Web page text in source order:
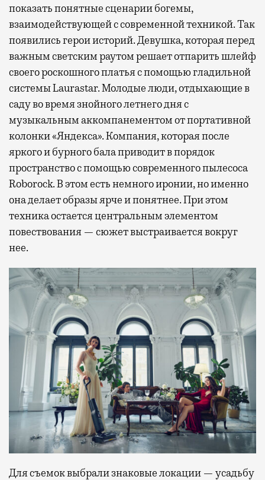
показать понятные сценарии богемы,
взаимодействующей с современной техникой. Так
появились герои историй. Девушка, которая перед
важным светским раутом решает отпарить шлейф
своего роскошного платья с помощью гладильной
системы Laurastar. Молодые люди, отдыхающие в
саду во время знойного летнего дня с
музыкальным аккомпанементом от портативной
колонки «Яндекса». Компания, которая после
яркого и бурного бала приводит в порядок
пространство с помощью современного пылесоса
Roborock. В этом есть немного иронии, но именно
она делает образы ярче и понятнее. При этом
техника остается центральным элементом
повествования — сюжет выстраивается вокруг
нее.
Для съемок выбрали знаковые локации — усадьбу